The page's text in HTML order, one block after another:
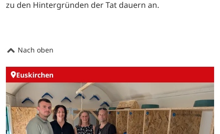
zu den Hintergründen der Tat dauern an.
Nach oben
Euskirchen